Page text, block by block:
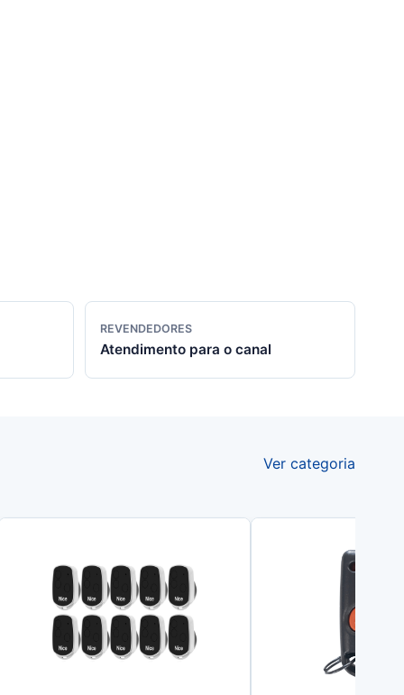
REVENDEDORES
Atendimento para o canal
Ver categoria